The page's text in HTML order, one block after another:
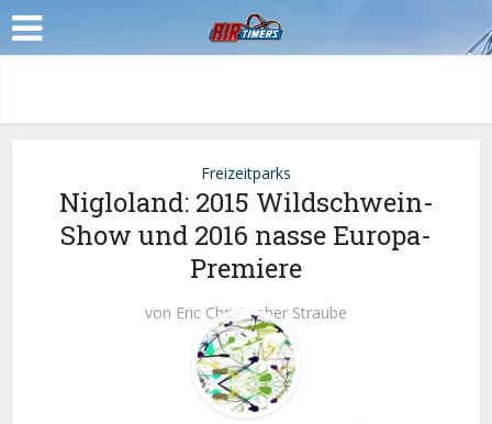
Freizeitparks
Nigloland: 2015 Wildschwein-
Show und 2016 nasse Europa-
Premiere
von Eric Christopher Straube